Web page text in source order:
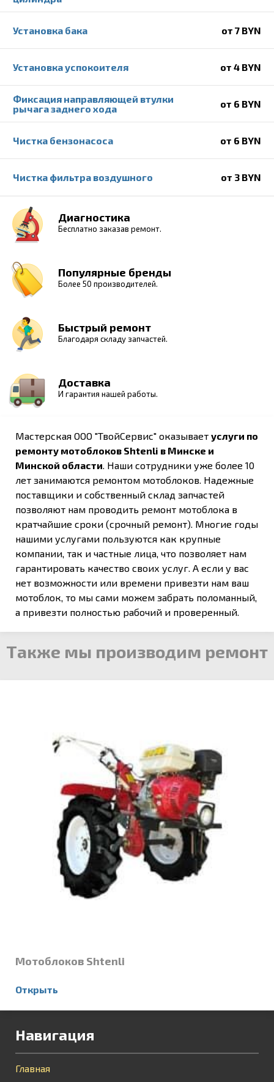
Установка бака от 7 BYN
Установка успокоителя от 4 BYN
Фиксация направляющей втулки
рычага заднего хода
от 6 BYN
Чистка бензонасоса от 6 BYN
Чистка фильтра воздушного от 3 BYN
Диагностика
Бесплатно заказав ремонт.
Популярные бренды
Более 50 производителей.
Быстрый ремонт
Благодаря складу запчастей.
Доставка
И гарантия нашей работы.
Мастерская ООО "ТвойСервис" оказывает услуги по
ремонту мотоблоков Shtenli в Минске и
Минской области. Наши сотрудники уже более 10
лет занимаются ремонтом мотоблоков. Надежные
поставщики и собственный склад запчастей
позволяют нам проводить ремонт мотоблока в
кратчайшие сроки (срочный ремонт). Многие годы
нашими услугами пользуются как крупные
компании, так и частные лица, что позволяет нам
гарантировать качество своих услуг. А если у вас
нет возможности или времени привезти нам ваш
мотоблок, то мы сами можем забрать поломанный,
а привезти полностью рабочий и проверенный.
Также мы производим ремонт
Мотоблоков Shtenli
Открыть
Навигация
Главная